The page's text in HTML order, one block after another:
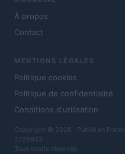
À propos
Contact
MENTIONS LÉGALES
Politique cookies
Politique de confidentialité
Conditions d'utilisation
Copyright © 2026 · Publié en
2729933
Tous droits réservés